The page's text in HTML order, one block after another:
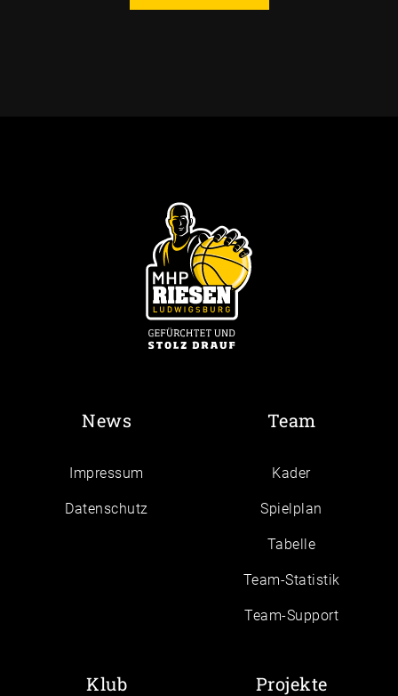
News
Impressum
Daten­schutz
Team
Kader
Spielplan
Tabelle
Team-Statistik
Team-Support
Klub Projekte